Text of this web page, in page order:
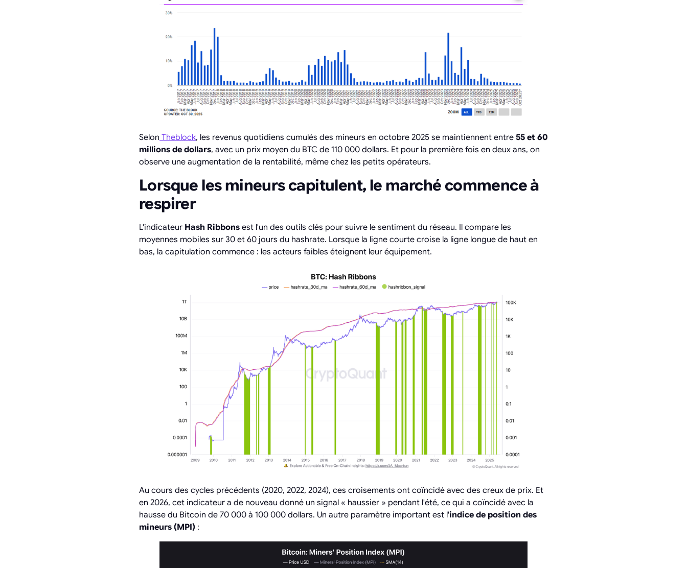
Selon Theblock, les revenus quotidiens cumulés des mineurs en octobre 2025 se maintiennent entre 55 et 60
millions de dollars, avec un prix moyen du BTC de 110 000 dollars. Et pour la première fois en deux ans, on
observe une augmentation de la rentabilité, même chez les petits opérateurs.
Lorsque les mineurs capitulent, le marché commence à
respirer
L'indicateur Hash Ribbons est l'un des outils clés pour suivre le sentiment du réseau. Il compare les
moyennes mobiles sur 30 et 60 jours du hashrate. Lorsque la ligne courte croise la ligne longue de haut en
bas, la capitulation commence : les acteurs faibles éteignent leur équipement.
Au cours des cycles précédents (2020, 2022, 2024), ces croisements ont coïncidé avec des creux de prix. Et
en 2026, cet indicateur a de nouveau donné un signal « haussier » pendant l'été, ce qui a coïncidé avec la
hausse du Bitcoin de 70 000 à 100 000 dollars. Un autre paramètre important est l'indice de position des
mineurs (MPI) :